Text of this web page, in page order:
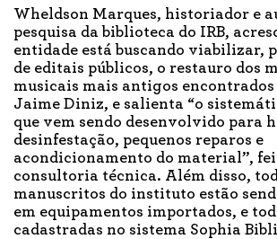
Wheldson Marques, historiador e
pesquisa da biblioteca do IRB,
entidade está buscando viabilizar,
de editais públicos, o restauro dos
musicais mais antigos
Jaime Diniz, e salienta “o
que vem sendo desenvolvido para
desinfestação, pequenos reparos e
acondicionamento do material”,
consultoria técnica. Além disso,
manuscritos do instituto estão
em equipamentos importados, e
cadastradas no sistema Sophia